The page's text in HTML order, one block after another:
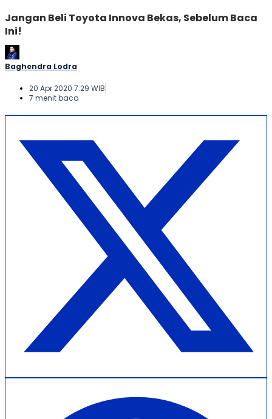
Jangan Beli Toyota Innova Bekas, Sebelum Baca
Ini!
Baghendra Lodra
20 Apr 2020 7:29 WIB
7 menit baca